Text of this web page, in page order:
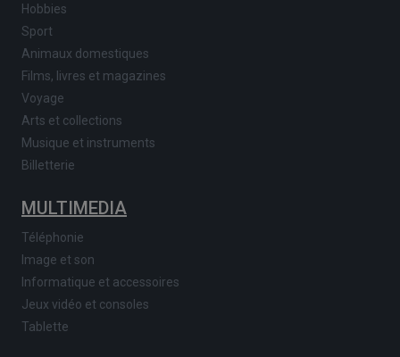
Hobbies
Sport
Animaux domestiques
Films, livres et magazines
Voyage
Arts et collections
Musique et instruments
Billetterie
MULTIMEDIA
Téléphonie
Image et son
Informatique et accessoires
Jeux vidéo et consoles
Tablette